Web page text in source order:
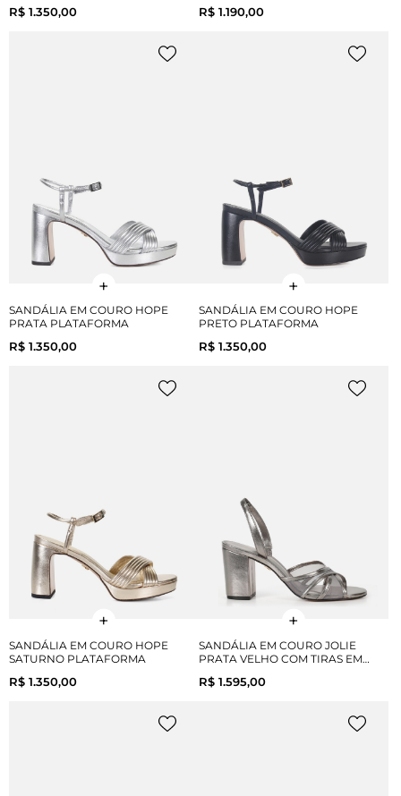
R$ 1.350,00 R$ 1.190,00
SANDÁLIA EM COURO HOPE
PRATA PLATAFORMA
R$ 1.350,00
SANDÁLIA EM COURO HOPE
PRETO PLATAFORMA
R$ 1.350,00
SANDÁLIA EM COURO HOPE
SATURNO PLATAFORMA
R$ 1.350,00
SANDÁLIA EM COURO JOLIE
PRATA VELHO COM TIRAS EM
R$ 1.595,00